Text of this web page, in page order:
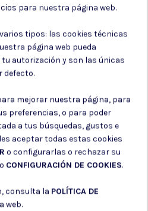
momento. Para ello, consulte nuestra
en el aviso legal.
para los fines indicados en la
personales para recibir publicidad
para nuestra página web.
tipos: las cookies técnicas
página web pueda
autorización y son las únicas
defecto.
mejorar nuestra página, para
preferencias, o para poder
a tus búsquedas, gustos e
aceptar todas estas cookies
o configurarlas o rechazar su
CONFIGURACIÓN DE COOKIES.
consulta la POLÍTICA DE
web.